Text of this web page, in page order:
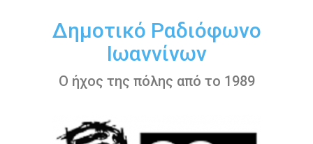
περιεχόμενοΔημοτικό Ραδιόφωνο
Ιωαννίνων
Ο ήχος της πόλης από το 1989